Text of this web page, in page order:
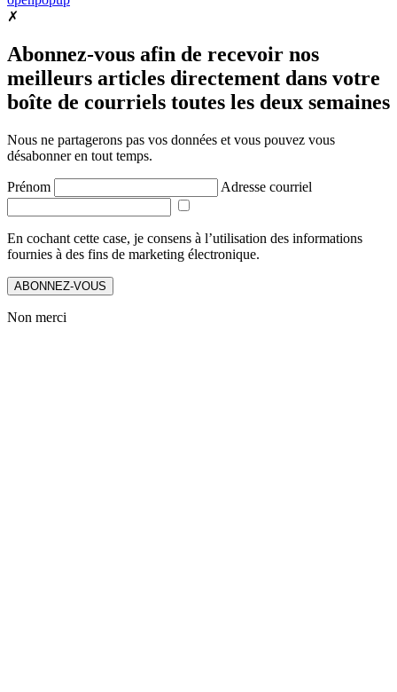
✗
Abonnez-vous afin de recevoir nos
meilleurs articles directement dans votre
boîte de courriels toutes les deux semaines
Nous ne partagerons pas vos données et vous pouvez vous
désabonner en tout temps.
Prénom Adresse courriel
En cochant cette case, je consens à l’utilisation des informations
fournies à des fins de marketing électronique.
ABONNEZ-VOUS
Non merci